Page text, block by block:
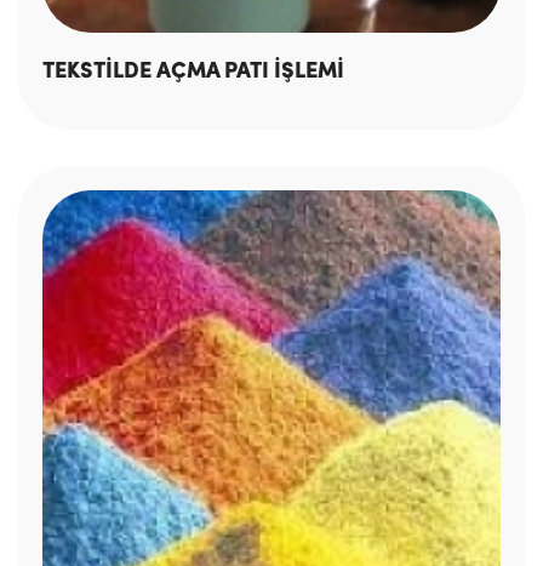
TEKSTİLDE AÇMA PATI İŞLEMİ